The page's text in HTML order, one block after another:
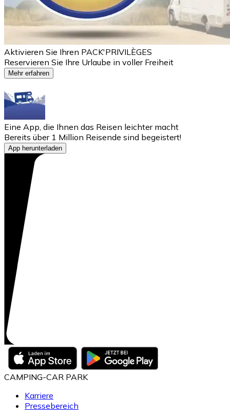
Aktivieren Sie Ihren PACK'PRIVILÈGES
Reservieren Sie Ihre Urlaube in voller Freiheit
Mehr erfahren
Eine App, die Ihnen das Reisen leichter macht
Bereits über 1 Million Reisende sind begeistert!
App herunterladen
CAMPING-CAR PARK
Karriere
Pressebereich